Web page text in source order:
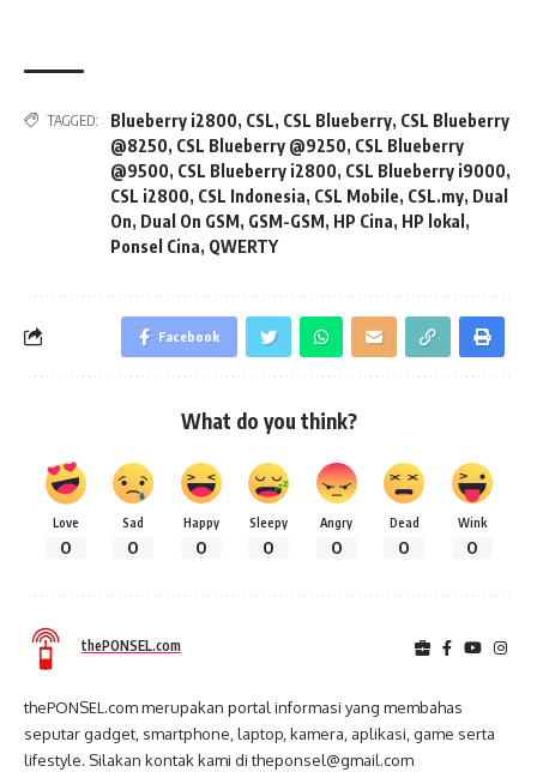
TAGGED: Blueberry i2800, CSL, CSL Blueberry, CSL Blueberry
@8250, CSL Blueberry @9250, CSL Blueberry
@9500, CSL Blueberry i2800, CSL Blueberry i9000,
CSL i2800, CSL Indonesia, CSL Mobile, CSL.my, Dual
On, Dual On GSM, GSM-GSM, HP Cina, HP lokal ,
Ponsel Cina, QWERTY
Facebook
What do you think?
Love
0
Sad
0
Happy
0
Sleepy
0
Angry
0
Dead
0
Wink
0
thePONSEL.com
thePONSEL.com merupakan portal informasi yang membahas
seputar gadget, smartphone, laptop, kamera, aplikasi, game serta
lifestyle. Silakan kontak kami di theponsel@gmail.com